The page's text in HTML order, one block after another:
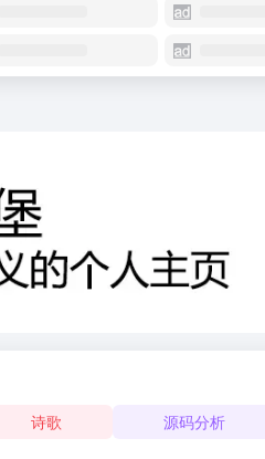
诗歌 源码分析